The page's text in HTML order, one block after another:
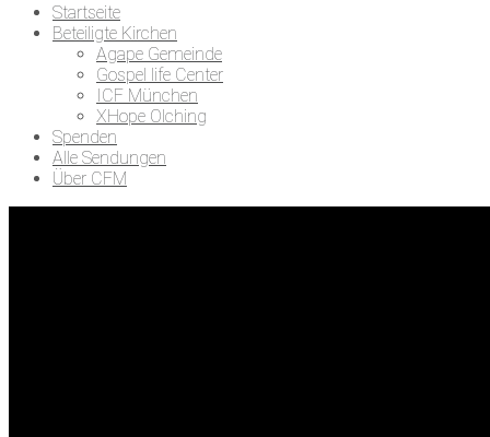
Startseite
Beteiligte Kirchen
Agape Gemeinde
Gospel life Center
ICF München
XHope Olching
Spenden
Alle Sendungen
Über CFM